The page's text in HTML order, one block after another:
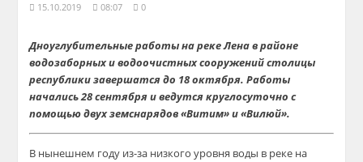
15.10.2019 08:07 0
Дноуглубительные работы на реке Лена в районе
водозаборных и водоочистных сооружений столицы
республики завершатся до 18 октября. Работы
начались 28 сентября и ведутся круглосуточно с
помощью двух земснарядов «Витим» и «Вилюй».
В нынешнем году из-за низкого уровня воды в реке на